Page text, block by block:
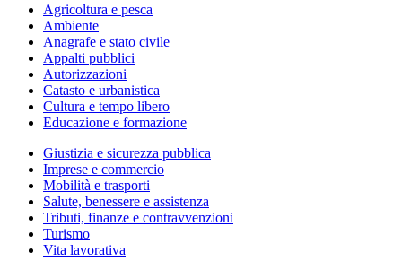
Agricoltura e pesca
Ambiente
Anagrafe e stato civile
Appalti pubblici
Autorizzazioni
Catasto e urbanistica
Cultura e tempo libero
Educazione e formazione
Giustizia e sicurezza pubblica
Imprese e commercio
Mobilità e trasporti
Salute, benessere e assistenza
Tributi, finanze e contravvenzioni
Turismo
Vita lavorativa